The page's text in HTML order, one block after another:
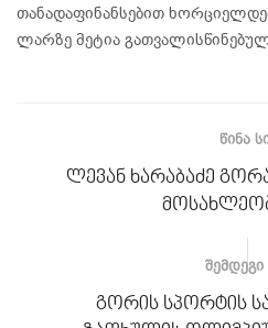
თანადაფინანსებით
ლარზე მეტია
ᲬᲘᲜᲐ
ლევან ხარაბაძე
გორის სპორტის